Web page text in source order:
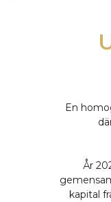
En
År
kapital